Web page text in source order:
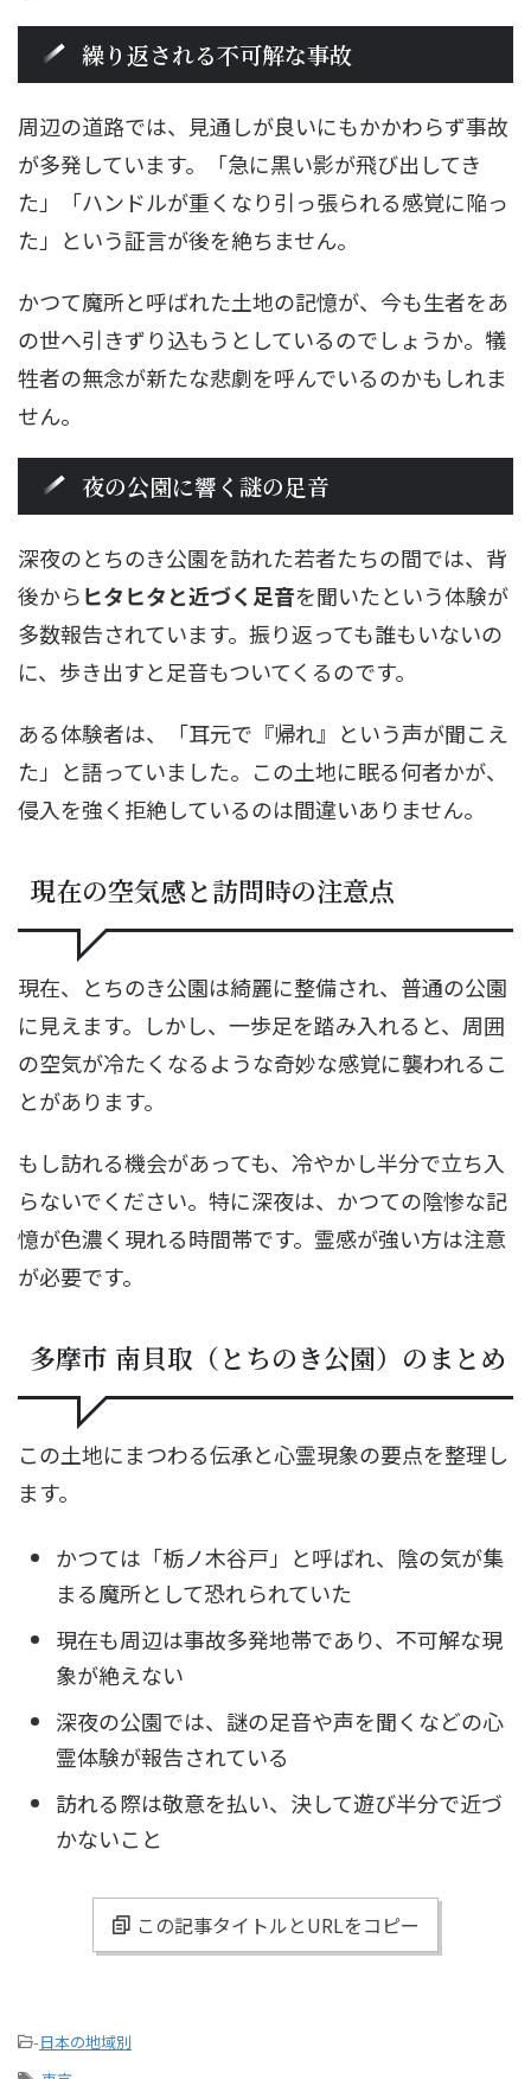
繰り返される不可解な事故
周辺の道路では、見通しが良いにもかかわらず事故
が多発しています。「急に黒い影が飛び出してき
た」「ハンドルが重くなり引っ張られる感覚に陥っ
た」という証言が後を絶ちません。
かつて魔所と呼ばれた土地の記憶が、今も生者をあ
の世へ引きずり込もうとしているのでしょうか。犠
牲者の無念が新たな悲劇を呼んでいるのかもしれま
せん。
夜の公園に響く謎の足音
深夜のとちのき公園を訪れた若者たちの間では、背
後からヒタヒタと近づく足音を聞いたという体験が
多数報告されています。振り返っても誰もいないの
に、歩き出すと足音もついてくるのです。
ある体験者は、「耳元で『帰れ』という声が聞こえ
た」と語っていました。この土地に眠る何者かが、
侵入を強く拒絶しているのは間違いありません。
現在の空気感と訪問時の注意点
現在、とちのき公園は綺麗に整備され、普通の公園
に見えます。しかし、一歩足を踏み入れると、周囲
の空気が冷たくなるような奇妙な感覚に襲われるこ
とがあります。
もし訪れる機会があっても、冷やかし半分で立ち入
らないでください。特に深夜は、かつての陰惨な記
憶が色濃く現れる時間帯です。霊感が強い方は注意
が必要です。
多摩市 南貝取（とちのき公園）のまとめ
この土地にまつわる伝承と心霊現象の要点を整理し
ます。
かつては「栃ノ木谷戸」と呼ばれ、陰の気が集
まる魔所として恐れられていた
現在も周辺は事故多発地帯であり、不可解な現
象が絶えない
深夜の公園では、謎の足音や声を聞くなどの心
霊体験が報告されている
訪れる際は敬意を払い、決して遊び半分で近づ
かないこと
この記事タイトルとURLをコピー
-日本の地域別